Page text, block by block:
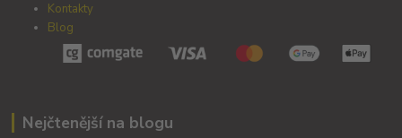
Kontakty
Blog
Nejčtenější na blogu